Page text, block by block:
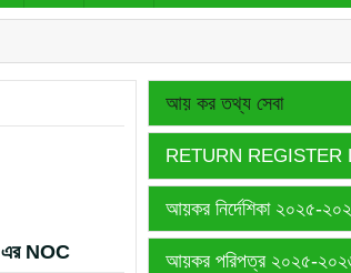
এর NOC
আয় কর তথ্য সেবা
RETURN REGISTER
আয়কর নির্দেশিকা ২০২৫-
আয়কর পরিপত্র ২০২৫-